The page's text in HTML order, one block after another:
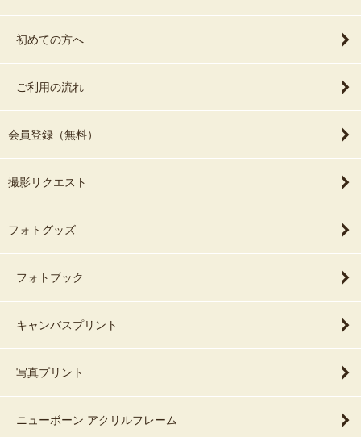
初めての方へ
ご利用の流れ
会員登録（無料）
撮影リクエスト
フォトグッズ
フォトブック
キャンバスプリント
写真プリント
ニューボーン アクリルフレーム